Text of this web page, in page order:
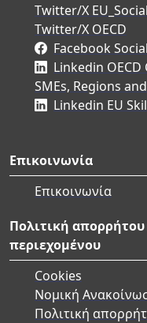
Twitter/X EU_Social
Twitter/X OECD
Facebook
Linkedin
SMEs, Regions
Linkedin EU
Επικοινωνία
Επικοινωνία
Πολιτική
περιεχομένου
Cookies
Νομική
Πολιτική